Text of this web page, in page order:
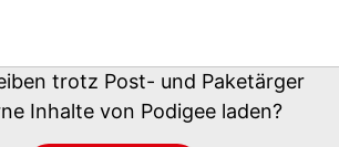
trotz Post- und Paketärger
Inhalte von Podigee laden?